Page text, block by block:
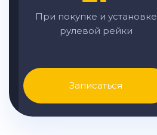
При покупке и установке
рулевой рейки
Записаться